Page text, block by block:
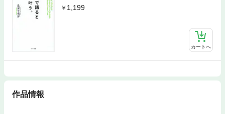
1,199
カートへ
作品情報